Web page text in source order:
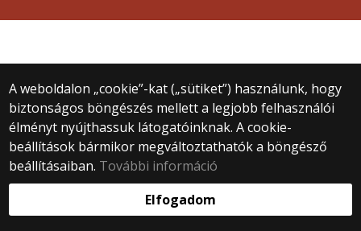
A weboldalon „cookie”-kat („sütiket”) használunk, hogy
biztonságos böngészés mellett a legjobb felhasználói
élményt nyújthassuk látogatóinknak. A cookie-
beállítások bármikor megváltoztathatók a böngésző
beállításaiban. További információ
Elfogadom